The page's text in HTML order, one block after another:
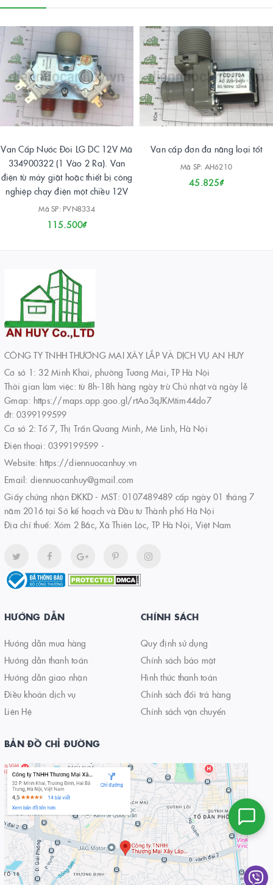
Van Cấp Nước Đôi LG DC 12V Mã
334900322 (1 Vào 2 Ra). Van
điện từ máy giặt hoặc thiết bị công
nghiệp chạy điện một chiều 12V
Mã SP: PVN8334
115.500₫
Van cấp đơn đa năng loại tốt
Mã SP: AH6210
45.825₫
CÔNG TY TNHH THƯƠNG MẠI XÂY LẮP VÀ DỊCH VỤ AN HUY
Cơ sở 1: 32 Minh Khai, phường Tương Mai, TP Hà Nội
Thời gian làm việc: từ 8h-18h hàng ngày trừ Chủ nhật và ngày lễ
Gmap: https://maps.app.goo.gl/rtAo3qJKMtim44do7
đt: 0399199599
Cơ sở 2: Tổ 7, Thị Trấn Quang Minh, Mê Linh, Hà Nội
Điện thoại: 0399199599 -
Website: https://diennuocanhuy.vn
Email: diennuocanhuy@gmail.com
Giấy chứng nhận ĐKKD - MST: 0107489489 cấp ngày 01 tháng 7
năm 2016 tại Sở kế hoạch và Đầu tư Thành phố Hà Nội
Địa chỉ thuế: Xóm 2 Bắc, Xã Thiên Lộc, TP Hà Nội, Việt Nam
HƯỚNG DẪN
Hướng dẫn mua hàng
Hướng dẫn thanh toán
Hướng dẫn giao nhận
Điều khoản dịch vụ
Liên Hệ
CHÍNH SÁCH
Quy định sử dụng
Chính sách bảo mật
Hình thức thanh toán
Chính sách đổi trả hàng
Chính sách vận chuyển
BẢN ĐỒ CHỈ ĐƯỜNG